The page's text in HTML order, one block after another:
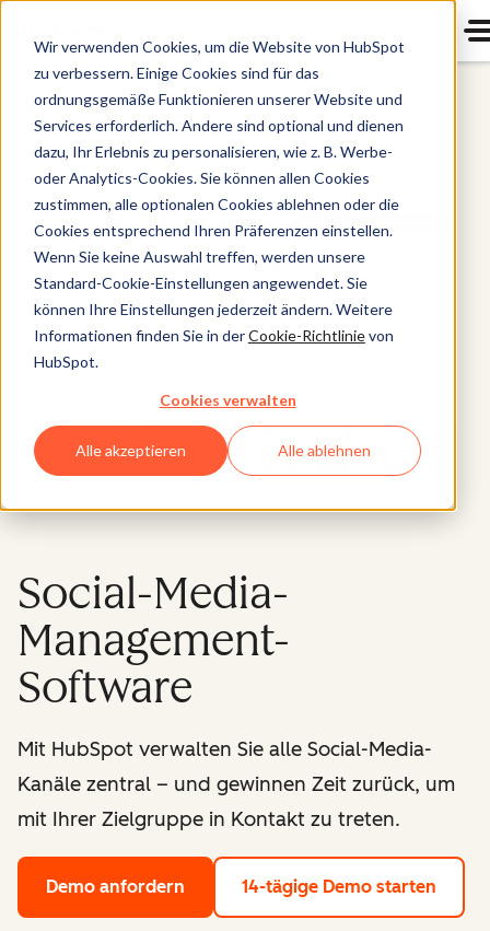
Wir verwenden Cookies, um die Website von HubSpot
zu verbessern. Einige Cookies sind für das
ordnungsgemäße Funktionieren unserer Website und
Services erforderlich. Andere sind optional und dienen
dazu, Ihr Erlebnis zu personalisieren, wie z. B. Werbe-
oder Analytics-Cookies. Sie können allen Cookies
zustimmen, alle optionalen Cookies ablehnen oder die
Cookies entsprechend Ihren Präferenzen einstellen.
Wenn Sie keine Auswahl treffen, werden unsere
Standard-Cookie-Einstellungen angewendet. Sie
können Ihre Einstellungen jederzeit ändern. Weitere
Informationen finden Sie in derCookie-Richtlinievon
HubSpot.
Cookies verwalten
Alle akzeptieren Alle ablehnen
Marketing Hub
Social-Media-
Management-
Software
Mit HubSpot verwalten Sie alle Social-Media-
Kanäle zentral – und gewinnen Zeit zurück, um
mit Ihrer Zielgruppe in Kontakt zu treten.
Demo anfordern 14-tägige Demo starten